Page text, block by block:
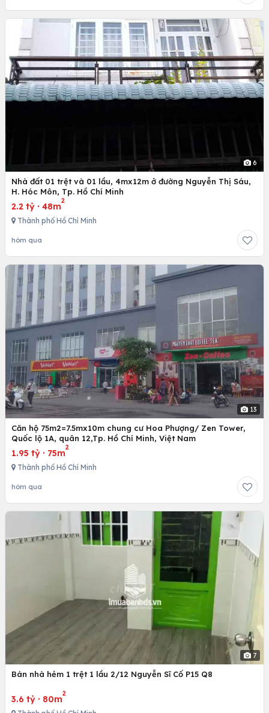
6
Nhà đất 01 trệt và 01 lầu, 4mx12m ở đường Nguyễn Thị Sáu,
H. Hóc Môn, Tp. Hồ Chí Minh
2.2 tỷ · 48m
2
Thành phố Hồ Chí Minh
hôm qua
13
Căn hộ 75m2=7.5mx10m chung cư Hoa Phượng/ Zen Tower,
Quốc lộ 1A, quân 12,Tp. Hồ Chí Minh, Việt Nam
1.95 tỷ · 75m
2
Thành phố Hồ Chí Minh
hôm qua
7
Bán nhà hẻm 1 trệt 1 lầu 2/12 Nguyễn Sĩ Cố P15 Q8
3.6 tỷ · 80m
2